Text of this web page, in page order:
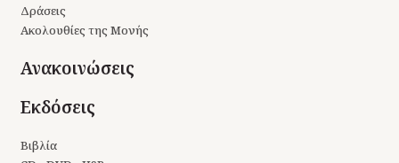
Δράσεις
Ακολουθίες της Μονής
Ανακοινώσεις
Εκδόσεις
Βιβλία